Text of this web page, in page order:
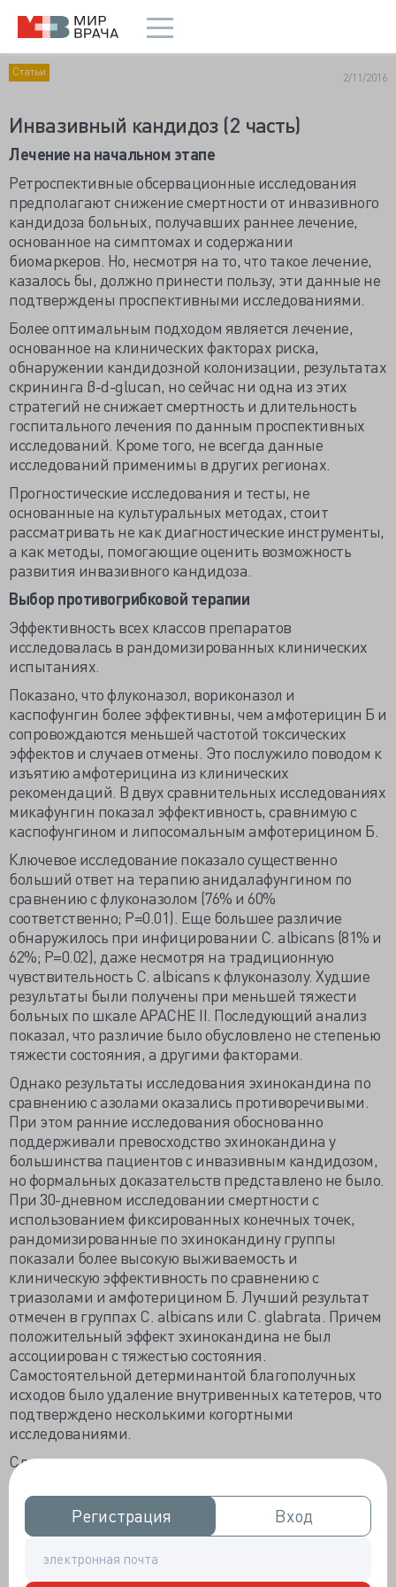
Регистрация
Регистрация Вход
Вход
Статьи 2/11/2016
Инвазивный кандидоз (2 часть)
Лечение на начальном этапе
Ретроспективные обсервационные исследования
предполагают снижение смертности от инвазивного
кандидоза больных, получавших раннее лечение,
основанное на симптомах и содержании
биомаркеров. Но, несмотря на то, что такое лечение,
казалось бы, должно принести пользу, эти данные не
подтверждены проспективными исследованиями.
Более оптимальным подходом является лечение,
основанное на клинических факторах риска,
обнаружении кандидозной колонизации, результатах
скрининга β-d-glucan, но сейчас ни одна из этих
стратегий не снижает смертность и длительность
госпитального лечения по данным проспективных
исследований. Кроме того, не всегда данные
исследований применимы в других регионах.
Прогностические исследования и тесты, не
основанные на культуральных методах, стоит
рассматривать не как диагностические инструменты,
а как методы, помогающие оценить возможность
развития инвазивного кандидоза.
Выбор противогрибковой терапии
Эффективность всех классов препаратов
исследовалась в рандомизированных клинических
испытаниях.
Показано, что флуконазол, вориконазол и
каспофунгин более эффективны, чем амфотерицин Б и
сопровождаются меньшей частотой токсических
эффектов и случаев отмены. Это послужило поводом к
изъятию амфотерицина из клинических
рекомендаций. В двух сравнительных исследованиях
микафунгин показал эффективность, сравнимую с
каспофунгином и липосомальным амфотерицином Б.
Ключевое исследование показало существенно
больший ответ на терапию анидалафунгином по
сравнению с флуконазолом (76% и 60%
соответственно; P=0.01). Еще большее различие
обнаружилось при инфицировании C. albicans (81% и
62%; P=0.02), даже несмотря на традиционную
чувствительность C. albicans к флуконазолу. Худшие
результаты были получены при меньшей тяжести
больных по шкале APACHE II. Последующий анализ
показал, что различие было обусловлено не степенью
тяжести состояния, а другими факторами.
Однако результаты исследования эхинокандина по
сравнению с азолами оказались противоречивыми.
При этом ранние исследования обоснованно
поддерживали превосходство эхинокандина у
большинства пациентов с инвазивным кандидозом,
но формальных доказательств представлено не было.
При 30-дневном исследовании смертности с
использованием фиксированных конечных точек,
рандомизированные по эхинокандину группы
показали более высокую выживаемость и
клиническую эффективность по сравнению с
триазолами и амфотерицином Б. Лучший результат
отмечен в группах C. albicans или C. glabrata. Причем
положительный эффект эхинокандина не был
ассоциирован с тяжестью состояния.
Самостоятельной детерминантой благополучных
исходов было удаление внутривенных катетеров, что
подтверждено несколькими когортными
исследованиями.
Следует учитывать, что на клеточном и
ферментативном уровне C. parapsilosis менее
чувствительна к эхинокандину, чем другие виды
Candida, и ассоциируется с более высоким
персистированием и проникающей способностью у
пациентов, получающих эхинокандин.